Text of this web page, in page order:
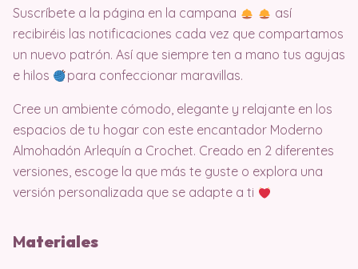
Suscríbete a la página en la campana
así
recibiréis las notificaciones cada vez que compartamos
un nuevo patrón. Así que siempre ten a mano tus agujas
e hilos
para confeccionar maravillas.
Cree un ambiente cómodo, elegante y relajante en los
espacios de tu hogar con este encantador Moderno
Almohadón Arlequín a Crochet. Creado en 2 diferentes
versiones, escoge la que más te guste o explora una
versión personalizada que se adapte a ti
Materiales